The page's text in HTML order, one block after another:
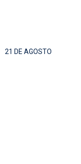
21 DE AGOSTO